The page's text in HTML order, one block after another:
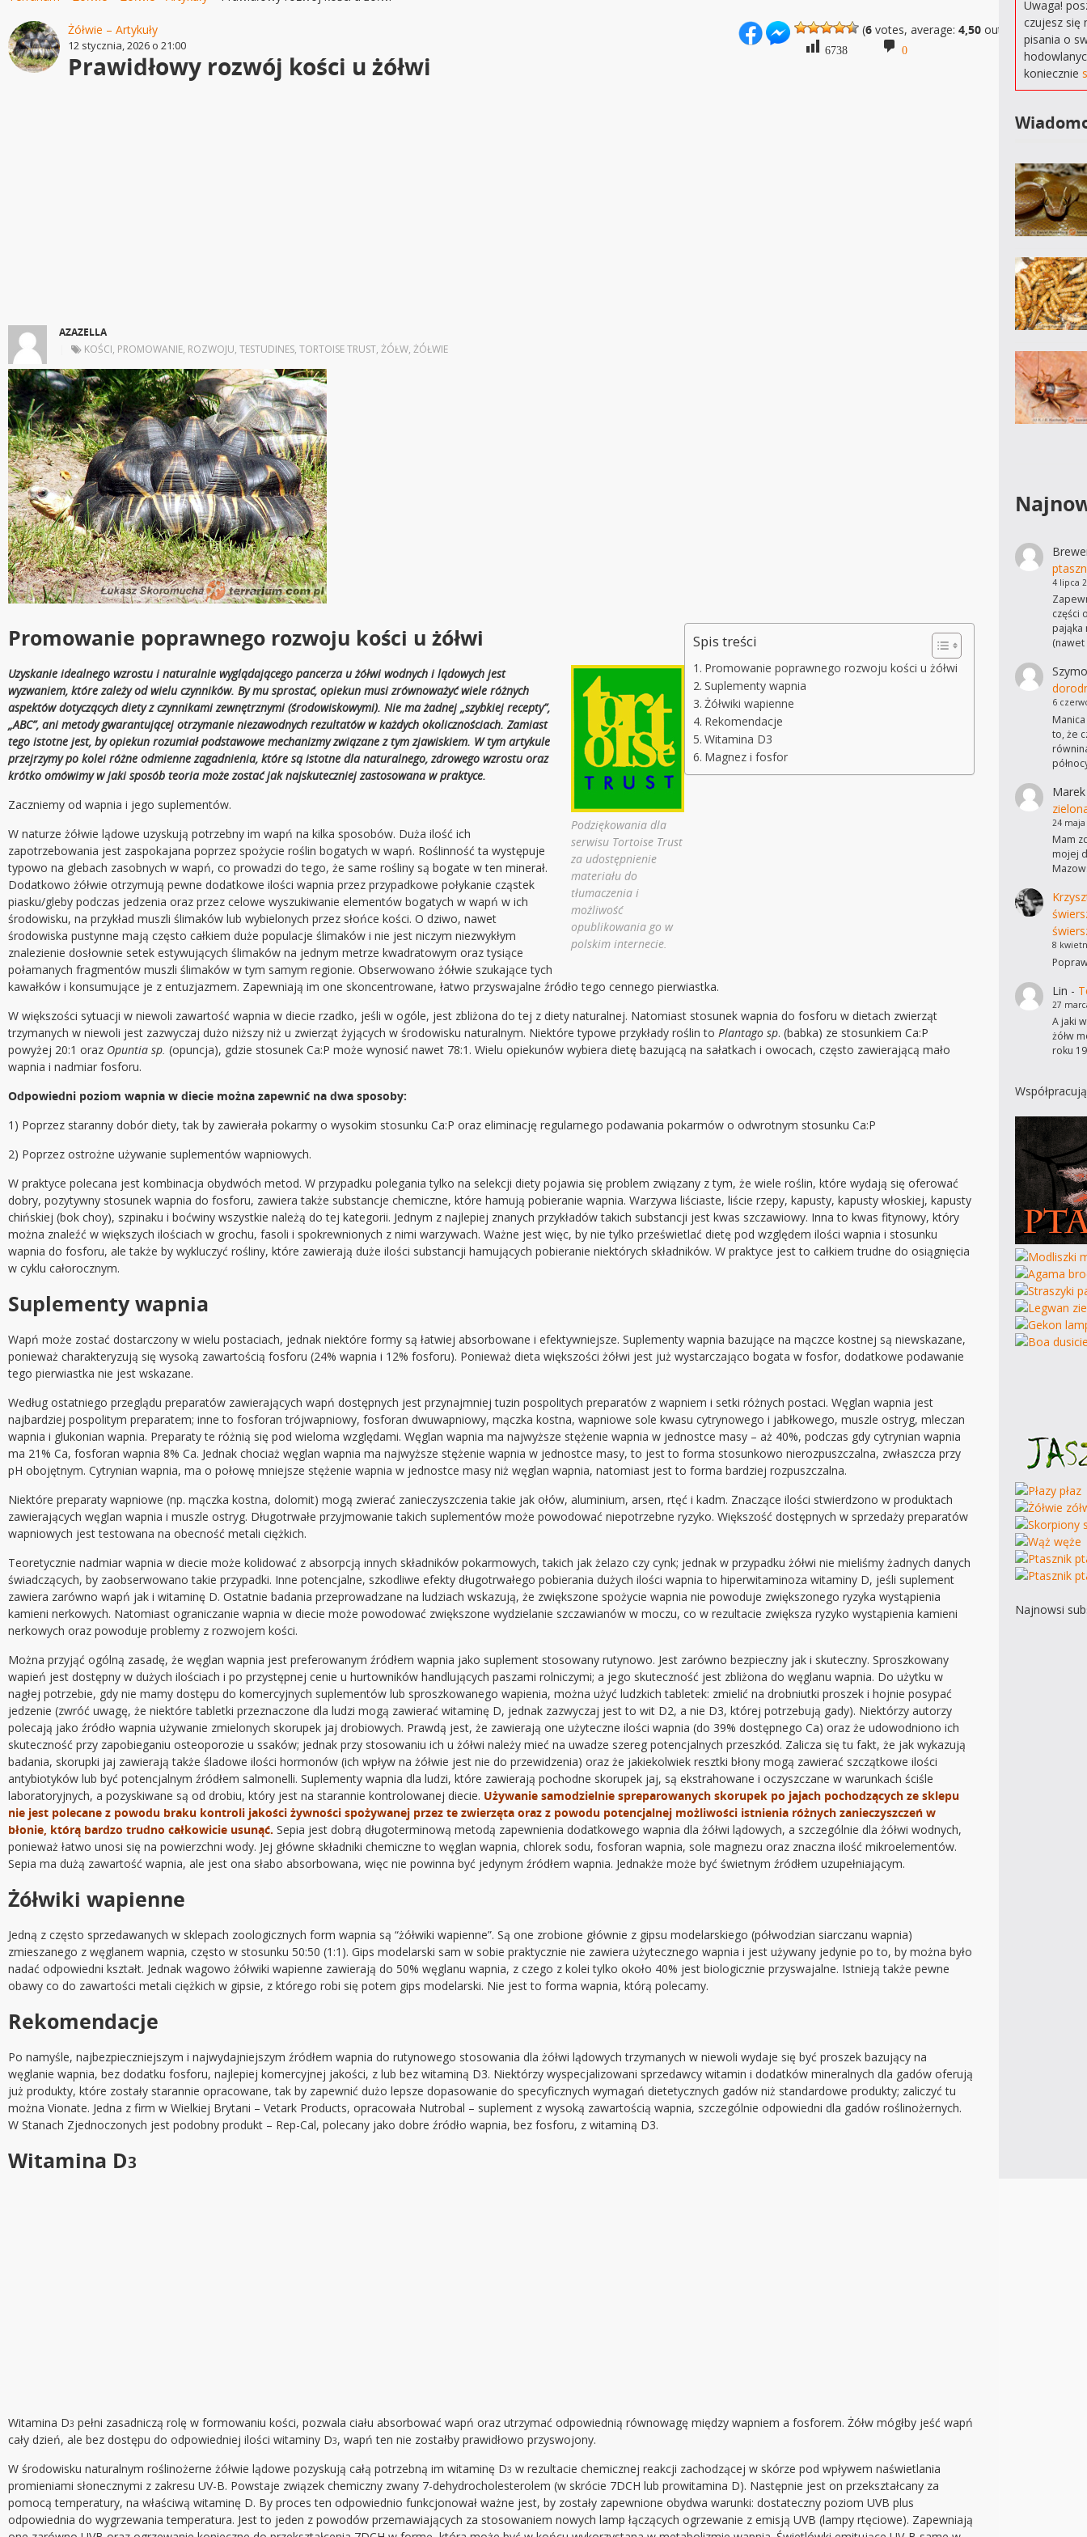
(6votes, average: 4,50out of 5)
6738 0
Żółwie – Artykuły
12 stycznia, 2026 o 21:00
Prawidłowy rozwój kości u żółwi
AZAZELLA
KOŚCI, PROMOWANIE, ROZWOJU, TESTUDINES, TORTOISE TRUST, ŻÓŁW, ŻÓŁWIE
Spis treści
Promowanie poprawnego rozwoju kości u żółwi
Suplementy wapnia
Żółwiki wapienne
Rekomendacje
Witamina D3
Magnez i fosfor
Promowanie poprawnego rozwoju kości u żółwi
Podziękowania dla
serwisu Tortoise Trust
za udostępnienie
materiału do
tłumaczenia i
możliwość
opublikowania go w
polskim internecie.
Uzyskanie idealnego wzrostu i naturalnie wyglądającego pancerza u żółwi wodnych i lądowych jest
wyzwaniem, które zależy od wielu czynników. By mu sprostać, opiekun musi zrównoważyć wiele różnych
aspektów dotyczących diety z czynnikami zewnętrznymi (środowiskowymi). Nie ma żadnej „szybkiej recepty”,
„ABC”, ani metody gwarantującej otrzymanie niezawodnych rezultatów w każdych okolicznościach. Zamiast
tego istotne jest, by opiekun rozumiał podstawowe mechanizmy związane z tym zjawiskiem. W tym artykule
przejrzymy po kolei różne odmienne zagadnienia, które są istotne dla naturalnego, zdrowego wzrostu oraz
krótko omówimy w jaki sposób teoria może zostać jak najskuteczniej zastosowana w praktyce.
Zaczniemy od wapnia i jego suplementów.
W naturze żółwie lądowe uzyskują potrzebny im wapń na kilka sposobów. Duża ilość ich
zapotrzebowania jest zaspokajana poprzez spożycie roślin bogatych w wapń. Roślinność ta występuje
typowo na glebach zasobnych w wapń, co prowadzi do tego, że same rośliny są bogate w ten minerał.
Dodatkowo żółwie otrzymują pewne dodatkowe ilości wapnia przez przypadkowe połykanie cząstek
piasku/gleby podczas jedzenia oraz przez celowe wyszukiwanie elementów bogatych w wapń w ich
środowisku, na przykład muszli ślimaków lub wybielonych przez słońce kości. O dziwo, nawet
środowiska pustynne mają często całkiem duże populacje ślimaków i nie jest niczym niezwykłym
znalezienie dosłownie setek estywujących ślimaków na jednym metrze kwadratowym oraz tysiące
połamanych fragmentów muszli ślimaków w tym samym regionie. Obserwowano żółwie szukające tych
kawałków i konsumujące je z entuzjazmem. Zapewniają im one skoncentrowane, łatwo przyswajalne źródło tego cennego pierwiastka.
W większości sytuacji w niewoli zawartość wapnia w diecie rzadko, jeśli w ogóle, jest zbliżona do tej z diety naturalnej. Natomiast stosunek wapnia do fosforu w dietach zwierząt
trzymanych w niewoli jest zazwyczaj dużo niższy niż u zwierząt żyjących w środowisku naturalnym. Niektóre typowe przykłady roślin to Plantago sp. (babka) ze stosunkiem Ca:P
powyżej 20:1 oraz Opuntia sp. (opuncja), gdzie stosunek Ca:P może wynosić nawet 78:1. Wielu opiekunów wybiera dietę bazującą na sałatkach i owocach, często zawierającą mało
wapnia i nadmiar fosforu.
Odpowiedni poziom wapnia w diecie można zapewnić na dwa sposoby:
1) Poprzez staranny dobór diety, tak by zawierała pokarmy o wysokim stosunku Ca:P oraz eliminację regularnego podawania pokarmów o odwrotnym stosunku Ca:P
2) Poprzez ostrożne używanie suplementów wapniowych.
W praktyce polecana jest kombinacja obydwóch metod. W przypadku polegania tylko na selekcji diety pojawia się problem związany z tym, że wiele roślin, które wydają się oferować
dobry, pozytywny stosunek wapnia do fosforu, zawiera także substancje chemiczne, które hamują pobieranie wapnia. Warzywa liściaste, liście rzepy, kapusty, kapusty włoskiej, kapusty
chińskiej (bok choy), szpinaku i boćwiny wszystkie należą do tej kategorii. Jednym z najlepiej znanych przykładów takich substancji jest kwas szczawiowy. Inna to kwas fitynowy, który
można znaleźć w większych ilościach w grochu, fasoli i spokrewnionych z nimi warzywach. Ważne jest więc, by nie tylko prześwietlać dietę pod względem ilości wapnia i stosunku
wapnia do fosforu, ale także by wykluczyć rośliny, które zawierają duże ilości substancji hamujących pobieranie niektórych składników. W praktyce jest to całkiem trudne do osiągnięcia
w cyklu całorocznym.
Suplementy wapnia
Wapń może zostać dostarczony w wielu postaciach, jednak niektóre formy są łatwiej absorbowane i efektywniejsze. Suplementy wapnia bazujące na mączce kostnej są niewskazane,
ponieważ charakteryzują się wysoką zawartością fosforu (24% wapnia i 12% fosforu). Ponieważ dieta większości żółwi jest już wystarczająco bogata w fosfor, dodatkowe podawanie
tego pierwiastka nie jest wskazane.
Według ostatniego przeglądu preparatów zawierających wapń dostępnych jest przynajmniej tuzin pospolitych preparatów z wapniem i setki różnych postaci. Węglan wapnia jest
najbardziej pospolitym preparatem; inne to fosforan trójwapniowy, fosforan dwuwapniowy, mączka kostna, wapniowe sole kwasu cytrynowego i jabłkowego, muszle ostryg, mleczan
wapnia i glukonian wapnia. Preparaty te różnią się pod wieloma względami. Węglan wapnia ma najwyższe stężenie wapnia w jednostce masy – aż 40%, podczas gdy cytrynian wapnia
ma 21% Ca, fosforan wapnia 8% Ca. Jednak chociaż węglan wapnia ma najwyższe stężenie wapnia w jednostce masy, to jest to forma stosunkowo nierozpuszczalna, zwłaszcza przy
pH obojętnym. Cytrynian wapnia, ma o połowę mniejsze stężenie wapnia w jednostce masy niż węglan wapnia, natomiast jest to forma bardziej rozpuszczalna.
Niektóre preparaty wapniowe (np. mączka kostna, dolomit) mogą zwierać zanieczyszczenia takie jak ołów, aluminium, arsen, rtęć i kadm. Znaczące ilości stwierdzono w produktach
zawierających węglan wapnia i muszle ostryg. Długotrwałe przyjmowanie takich suplementów może powodować niepotrzebne ryzyko. Większość dostępnych w sprzedaży preparatów
wapniowych jest testowana na obecność metali ciężkich.
Teoretycznie nadmiar wapnia w diecie może kolidować z absorpcją innych składników pokarmowych, takich jak żelazo czy cynk; jednak w przypadku żółwi nie mieliśmy żadnych danych
świadczących, by zaobserwowano takie przypadki. Inne potencjalne, szkodliwe efekty długotrwałego pobierania dużych ilości wapnia to hiperwitaminoza witaminy D, jeśli suplement
zawiera zarówno wapń jak i witaminę D. Ostatnie badania przeprowadzane na ludziach wskazują, że zwiększone spożycie wapnia nie powoduje zwiększonego ryzyka wystąpienia
kamieni nerkowych. Natomiast ograniczanie wapnia w diecie może powodować zwiększone wydzielanie szczawianów w moczu, co w rezultacie zwiększa ryzyko wystąpienia kamieni
nerkowych oraz powoduje problemy z rozwojem kości.
Można przyjąć ogólną zasadę, że węglan wapnia jest preferowanym źródłem wapnia jako suplement stosowany rutynowo. Jest zarówno bezpieczny jak i skuteczny. Sproszkowany
wapień jest dostępny w dużych ilościach i po przystępnej cenie u hurtowników handlujących paszami rolniczymi; a jego skuteczność jest zbliżona do węglanu wapnia. Do użytku w
nagłej potrzebie, gdy nie mamy dostępu do komercyjnych suplementów lub sproszkowanego wapienia, można użyć ludzkich tabletek: zmielić na drobniutki proszek i hojnie posypać
jedzenie (zwróć uwagę, że niektóre tabletki przeznaczone dla ludzi mogą zawierać witaminę D, jednak zazwyczaj jest to wit D2, a nie D3, której potrzebują gady). Niektórzy autorzy
polecają jako źródło wapnia używanie zmielonych skorupek jaj drobiowych. Prawdą jest, że zawierają one użyteczne ilości wapnia (do 39% dostępnego Ca) oraz że udowodniono ich
skuteczność przy zapobieganiu osteoporozie u ssaków; jednak przy stosowaniu ich u żółwi należy mieć na uwadze szereg potencjalnych przeszkód. Zalicza się tu fakt, że jak wykazują
badania, skorupki jaj zawierają także śladowe ilości hormonów (ich wpływ na żółwie jest nie do przewidzenia) oraz że jakiekolwiek resztki błony mogą zawierać szczątkowe ilości
antybiotyków lub być potencjalnym źródłem salmonelli. Suplementy wapnia dla ludzi, które zawierają pochodne skorupek jaj, są ekstrahowane i oczyszczane w warunkach ściśle
laboratoryjnych, a pozyskiwane są od drobiu, który jest na starannie kontrolowanej diecie. Używanie samodzielnie spreparowanych skorupek po jajach pochodzących ze sklepu
nie jest polecane z powodu braku kontroli jakości żywności spożywanej przez te zwierzęta oraz z powodu potencjalnej możliwości istnienia różnych zanieczyszczeń w
błonie, którą bardzo trudno całkowicie usunąć. Sepia jest dobrą długoterminową metodą zapewnienia dodatkowego wapnia dla żółwi lądowych, a szczególnie dla żółwi wodnych,
ponieważ łatwo unosi się na powierzchni wody. Jej główne składniki chemiczne to węglan wapnia, chlorek sodu, fosforan wapnia, sole magnezu oraz znaczna ilość mikroelementów.
Sepia ma dużą zawartość wapnia, ale jest ona słabo absorbowana, więc nie powinna być jedynym źródłem wapnia. Jednakże może być świetnym źródłem uzupełniającym.
Żółwiki wapienne
Jedną z często sprzedawanych w sklepach zoologicznych form wapnia są “żółwiki wapienne”. Są one zrobione głównie z gipsu modelarskiego (półwodzian siarczanu wapnia)
zmieszanego z węglanem wapnia, często w stosunku 50:50 (1:1). Gips modelarski sam w sobie praktycznie nie zawiera użytecznego wapnia i jest używany jedynie po to, by można było
nadać odpowiedni kształt. Jednak wagowo żółwiki wapienne zawierają do 50% węglanu wapnia, z czego z kolei tylko około 40% jest biologicznie przyswajalne. Istnieją także pewne
obawy co do zawartości metali ciężkich w gipsie, z którego robi się potem gips modelarski. Nie jest to forma wapnia, którą polecamy.
Rekomendacje
Po namyśle, najbezpieczniejszym i najwydajniejszym źródłem wapnia do rutynowego stosowania dla żółwi lądowych trzymanych w niewoli wydaje się być proszek bazujący na
węglanie wapnia, bez dodatku fosforu, najlepiej komercyjnej jakości, z lub bez witaminą D3. Niektórzy wyspecjalizowani sprzedawcy witamin i dodatków mineralnych dla gadów oferują
już produkty, które zostały starannie opracowane, tak by zapewnić dużo lepsze dopasowanie do specyficznych wymagań dietetycznych gadów niż standardowe produkty; zaliczyć tu
można Vionate. Jedna z firm w Wielkiej Brytani – Vetark Products, opracowała Nutrobal – suplement z wysoką zawartością wapnia, szczególnie odpowiedni dla gadów roślinożernych.
W Stanach Zjednoczonych jest podobny produkt – Rep-Cal, polecany jako dobre źródło wapnia, bez fosforu, z witaminą D3.
Witamina D3
Witamina D3 pełni zasadniczą rolę w formowaniu kości, pozwala ciału absorbować wapń oraz utrzymać odpowiednią równowagę między wapniem a fosforem. Żółw mógłby jeść wapń
cały dzień, ale bez dostępu do odpowiedniej ilości witaminy D3, wapń ten nie zostałby prawidłowo przyswojony.
W środowisku naturalnym roślinożerne żółwie lądowe pozyskują całą potrzebną im witaminę D3 w rezultacie chemicznej reakcji zachodzącej w skórze pod wpływem naświetlania
promieniami słonecznymi z zakresu UV-B. Powstaje związek chemiczny zwany 7-dehydrocholesterolem (w skrócie 7DCH lub prowitamina D). Następnie jest on przekształcany za
pomocą temperatury, na właściwą witaminę D. By proces ten odpowiednio funkcjonował ważne jest, by zostały zapewnione obydwa warunki: dostateczny poziom UVB plus
odpowiednia do wygrzewania temperatura. Jest to jeden z powodów przemawiających za stosowaniem nowych lamp łączących ogrzewanie z emisją UVB (lampy rtęciowe). Zapewniają
Uwaga!
czujesz się
pisania o
koniecznie
4 lipca
części
pająka
6
to, że
Marek
24 maja
Mam
mojej
8
Lin -
27
A jaki
żółw
roku
Najnowsi